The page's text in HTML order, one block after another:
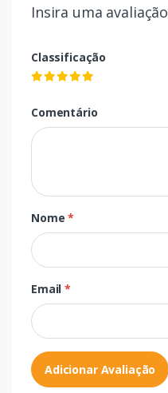
Insira uma avaliação
Classificação
Comentário
Nome*
Email*
Adicionar Avaliação